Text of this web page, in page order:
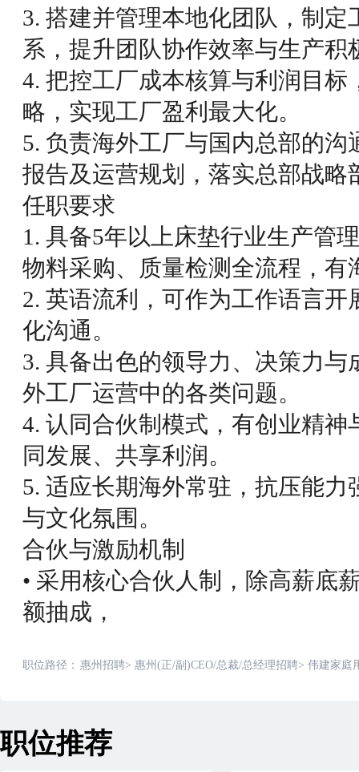
3. 搭建并管理本地化团队，制
系，提升团队协作效率与生产积
4. 把控工厂成本核算与利润目
略，实现工厂盈利最大化。
5. 负责海外工厂与国内总部的
报告及运营规划，落实总部战略
任职要求
1. 具备5年以上床垫行业生产管
物料采购、质量检测全流程，
2. 英语流利，可作为工作语言
化沟通。
3. 具备出色的领导力、决策力
外工厂运营中的各类问题。
4. 认同合伙制模式，有创业精
同发展、共享利润。
5. 适应长期海外常驻，抗压能
与文化氛围。
合伙与激励机制
• 采用核心合伙人制，除高薪底
额抽成，
职位路径： 惠州招聘> 惠州(正/副)CEO/总裁/总经理招聘> 伟建家庭
职位推荐